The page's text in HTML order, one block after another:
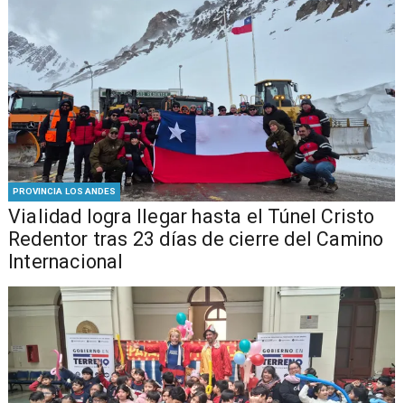
PROVINCIA LOS ANDES
Vialidad logra llegar hasta el Túnel Cristo
Redentor tras 23 días de cierre del Camino
Internacional